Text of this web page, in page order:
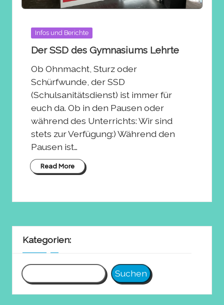
Posted
Infos und Berichte
Der SSD des Gymnasiums Lehrte
Ob Ohnmacht, Sturz oder
Schürfwunde, der SSD
(Schulsanitätsdienst) ist immer für
euch da. Ob in den Pausen oder
während des Unterrichts: Wir sind
stets zur Verfügung:) Während den
Pausen ist…
Read More
Kategorien:
Suchen